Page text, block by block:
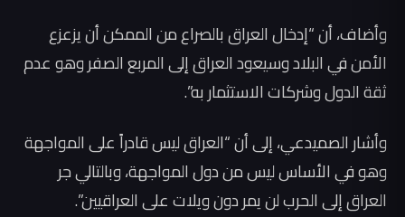
وأضاف، أن “إدخال العراق بالصراع من الممكن أن يزعزع
الأمن في البلاد وسيعود العراق إلى المربع الصفر وهو عدم
ثقة الدول وشركات الاستثمار به”.
وأشار الصميدعي، إلى أن “العراق ليس قادراً على المواجهة
وهو في الأساس ليس من دول المواجهة، وبالتالي جر
العراق إلى الحرب لن يمر دون ويلات على العراقيين”.